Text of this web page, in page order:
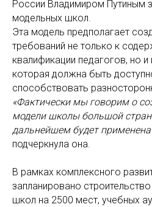
России Владимиром Путиным
модельных школ.
Эта модель предполагает
требований не только к
квалификации педагогов, но и
которая должна быть
способствовать
«Фактически мы говорим о
модели школы большой
дальнейшем будет применена
подчеркнула она.
В рамках комплексного
запланировано
школ на 2500 мест, учебных